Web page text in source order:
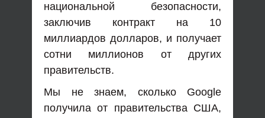
национальной безопасности,
заключив контракт на 10
миллиардов долларов, и получает
сотни миллионов от других
правительств.
Мы не знаем, сколько Google
получила от правительства США,